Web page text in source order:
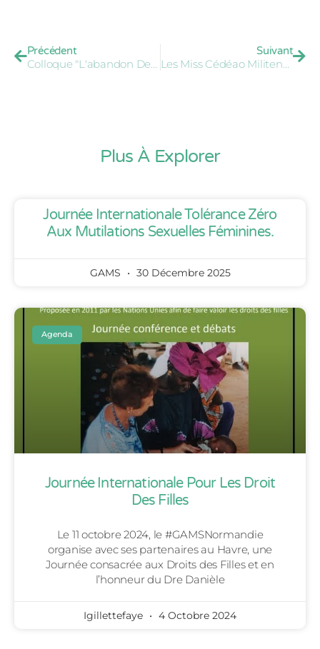
Précédent Suivant
Plus À Explorer
Journée Internationale Tolérance Zéro
Aux Mutilations Sexuelles Féminines.
GAMS 30 Décembre 2025
Agenda
Journée Internationale Pour Les Droit
Des Filles
Le 11 octobre 2024, le #GAMSNormandie
organise avec ses partenaires au Havre, une
Journée consacrée aux Droits des Filles et en
l’honneur du Dre Danièle
Igillettefaye 4 Octobre 2024